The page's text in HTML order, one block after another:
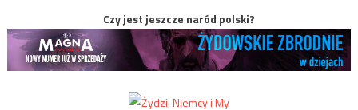
Czy jest jeszcze naród polski?